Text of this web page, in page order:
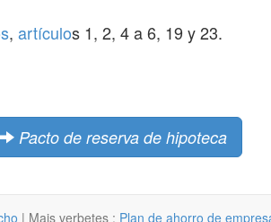
, artículos 1, 2, 4 a 6, 19 y 23.
Pacto de reserva de hipoteca
| Mais verbetes : Plan de ahorro de